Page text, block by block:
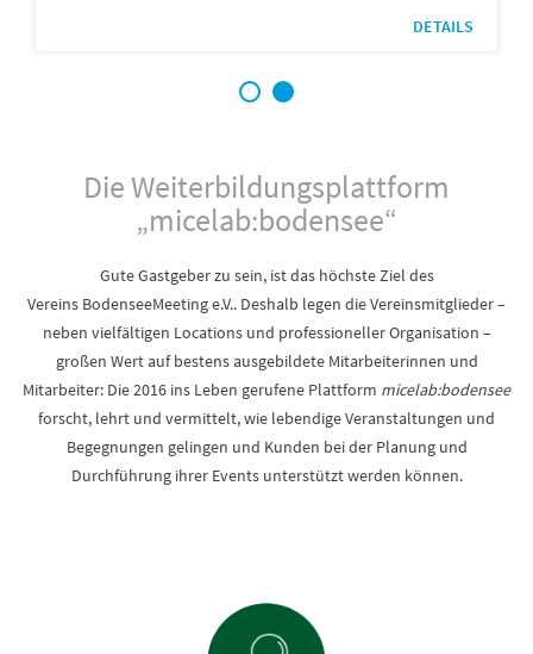
DETAILS
1 2
Die Weiterbildungsplattform
„micelab:bodensee“
Gute Gastgeber zu sein, ist das höchste Ziel des
Vereins BodenseeMeeting e.V.. Deshalb legen die Vereinsmitglieder –
neben vielfältigen Locations und professioneller Organisation –
großen Wert auf bestens ausgebildete Mitarbeiterinnen und
Mitarbeiter: Die 2016 ins Leben gerufene Plattform micelab:bodensee
forscht, lehrt und vermittelt, wie lebendige Veranstaltungen und
Begegnungen gelingen und Kunden bei der Planung und
Durchführung ihrer Events unterstützt werden können.